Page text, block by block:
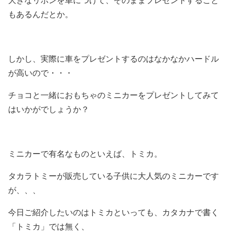
もあるんだとか。
しかし、実際に車をプレゼントするのはなかなかハードル
が高いので・・・
チョコと一緒におもちゃのミニカーをプレゼントしてみて
はいかがでしょうか？
ミニカーで有名なものといえば、トミカ。
タカラトミーが販売している子供に大人気のミニカーです
が、、、
今日ご紹介したいのはトミカといっても、カタカナで書く
「トミカ」では無く、